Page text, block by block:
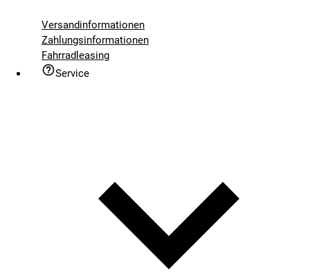
Versandinformationen
Zahlungsinformationen
Fahrradleasing
Service